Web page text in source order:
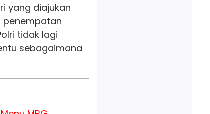
yang diajukan
penempatan
tidak lagi
sebagaimana